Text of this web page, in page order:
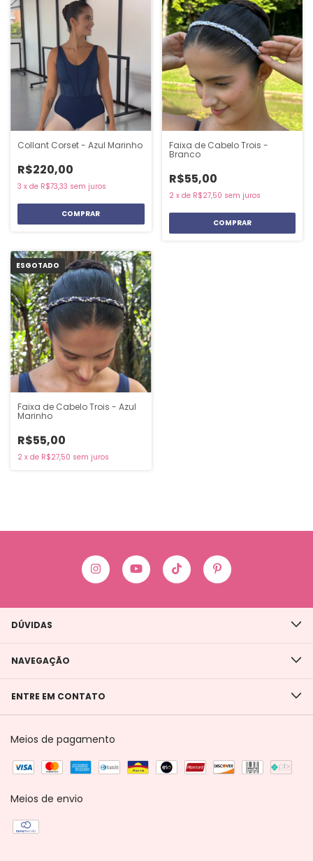
Collant Corset - Azul Marinho
R$220,00
3 x de R$73,33 sem juros
COMPRAR
Faixa de Cabelo Trois -
Branco
R$55,00
2 x de R$27,50 sem juros
ESGOTADO
Faixa de Cabelo Trois - Azul
Marinho
R$55,00
2 x de R$27,50 sem juros
DÚVIDAS
NAVEGAÇÃO
ENTRE EM CONTATO
Meios de pagamento
Meios de envio